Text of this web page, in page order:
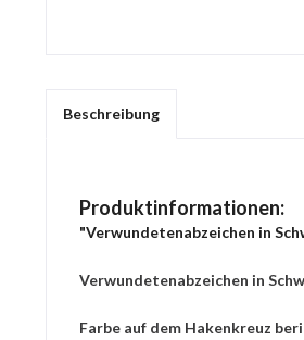
Beschreibung
Produktinformationen:
"Verwundetenabzeichen in
Verwundetenabzeichen in
Farbe auf dem Hakenkreuz